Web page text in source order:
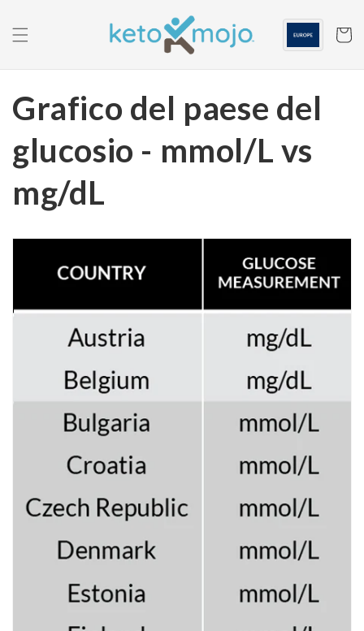
contenuto
Carrello
Grafico del paese del
glucosio - mmol/L vs
mg/dL